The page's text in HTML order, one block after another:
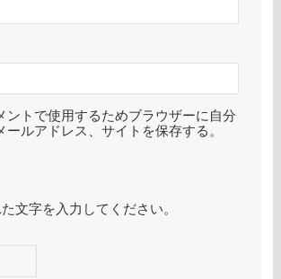
ントで使用するためブラウザーに自分
ールアドレス、サイトを保存する。
た文字を入力してください。